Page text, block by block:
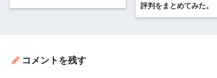
評判をまとめてみた。
コメントを残す